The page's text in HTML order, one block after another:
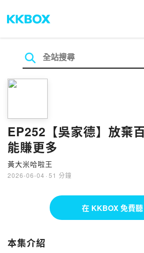
EP252【吳家德】放棄
能賺更多
黃大米哈啦王
2026-06-04 · 51 分鐘
在 KKBOX 免費聽
本集介紹